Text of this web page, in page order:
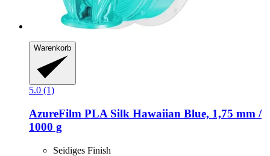
Warenkorb
5.0 (1)
AzureFilm PLA Silk Hawaiian Blue, 1,75 mm /
1000 g
Seidiges Finish